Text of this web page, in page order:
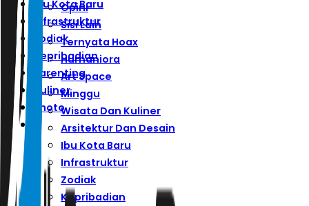
Ibu Kota Baru
Infrastruktur
Zodiak
Kepribadian
Parenting
Kuliner
Photo
Opini
Sisi Lain
Ternyata Hoax
Humaniora
Art Space
Minggu
Wisata Dan Kuliner
Arsitektur Dan Desain
Ibu Kota Baru
Infrastruktur
Zodiak
Kepribadian